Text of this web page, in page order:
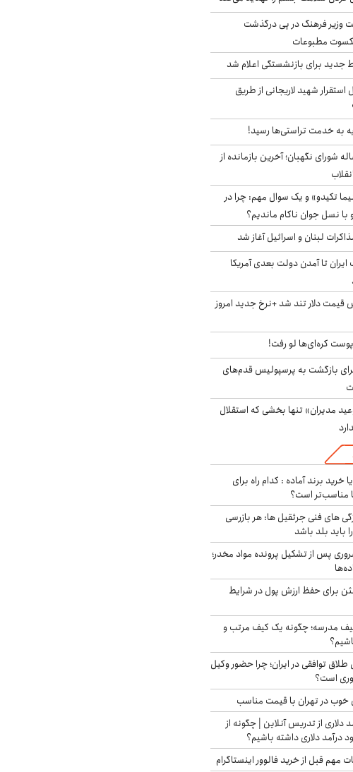
وزیر فرهنگ در پی درگذشت
مطبوعات
جدید برای بازنشستگی اعلام شد
شهید لاریجانی از طریق
به خدمت تراستی‌ها رسید!
۱۰۰ ساله شورای نگهبان؛ آخرین بازمانده از
تکیدو» و یک سوال مهم: چرا در
نسل جوان ناکام ماندیم؟
لبنان و اسرائیل آغاز شد
تا آمدن دولت بعدی آمریکا
دلار تند شد +نرخ جدید امروز
پوست کره‌ای‌ها لو رفت!
بازگشت به پرسپولیس قدم‌های
مدیران» تنها بخشی که استقلال
خرید برند آماده : کدام راه برای
مناسب‌تر است؟
های فنی جرثقیل ها: هر بازرسی
باید بلد باشد
پس از تشکیل پرونده مواد مخدر؛
برای حفظ ارزش پول در شرایط
مدرسه؛ چگونه یک کیف مرتب و
طلاق توافقی در ایران؛ چرا حضور وکیل
است؟
خوب در تهران با قیمت مناسب
دلاری از تدریس آنلاین | چگونه از
درآمد دلاری داشته باشیم؟
مهم قبل از خرید فالوور اینستاگرام